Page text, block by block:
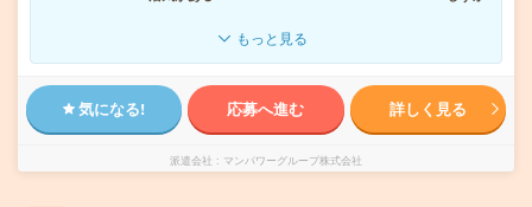
もっと見る
気になる! 応募へ進む 詳しく見る
派遣会社 マンパワーグループ株式会社